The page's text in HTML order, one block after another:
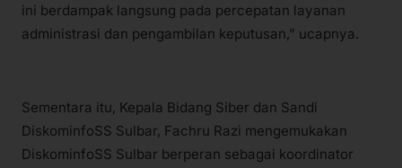
ini berdampak langsung pada percepatan layanan
administrasi dan pengambilan keputusan,” ucapnya.
Sementara itu, Kepala Bidang Siber dan Sandi
DiskominfoSS Sulbar, Fachru Razi mengemukakan
DiskominfoSS Sulbar berperan sebagai koordinator